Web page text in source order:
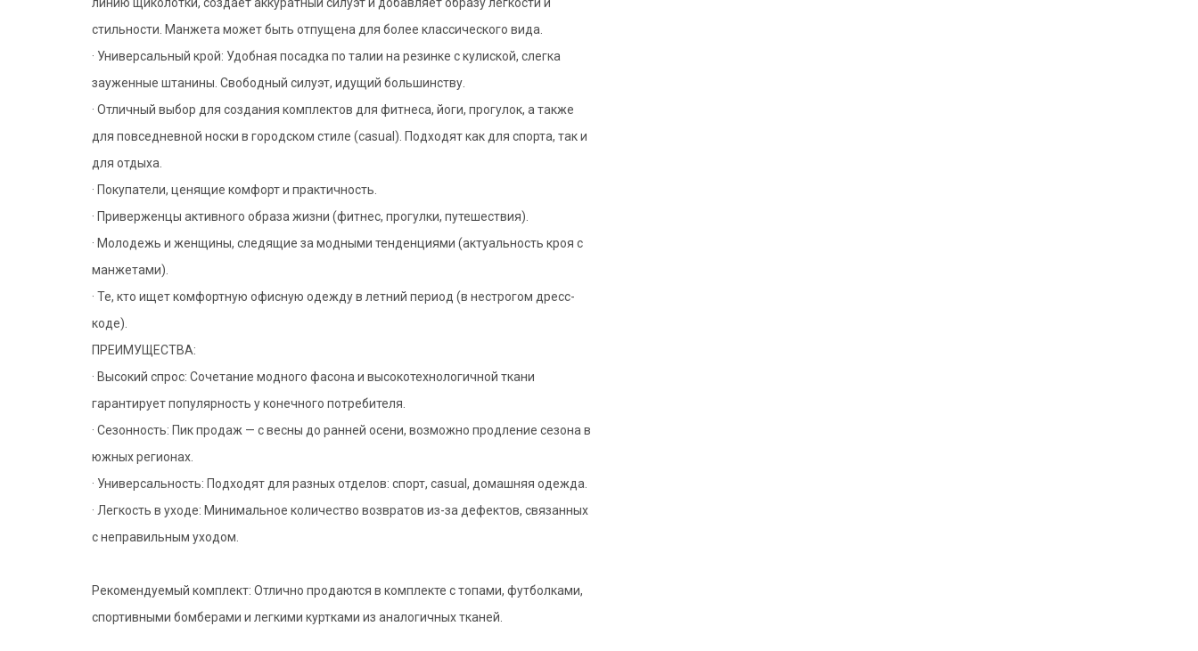
стильности. Манжета может быть отпущена для более классического вида.
· Универсальный крой: Удобная посадка по талии на резинке с кулиской, слегка
зауженные штанины. Свободный силуэт, идущий большинству.
· Отличный выбор для создания комплектов для фитнеса, йоги, прогулок, а также
для повседневной носки в городском стиле (casual). Подходят как для спорта, так и
для отдыха.
· Покупатели, ценящие комфорт и практичность.
· Приверженцы активного образа жизни (фитнес, прогулки, путешествия).
· Молодежь и женщины, следящие за модными тенденциями (актуальность кроя с
манжетами).
· Те, кто ищет комфортную офисную одежду в летний период (в нестрогом дресс-
коде).
ПРЕИМУЩЕСТВА:
· Высокий спрос: Сочетание модного фасона и высокотехнологичной ткани
гарантирует популярность у конечного потребителя.
· Сезонность: Пик продаж — с весны до ранней осени, возможно продление сезона в
южных регионах.
· Универсальность: Подходят для разных отделов: спорт, casual, домашняя одежда.
· Легкость в уходе: Минимальное количество возвратов из-за дефектов, связанных
с неправильным уходом.
Рекомендуемый комплект: Отлично продаются в комплекте с топами, футболками,
спортивными бомберами и легкими куртками из аналогичных тканей.